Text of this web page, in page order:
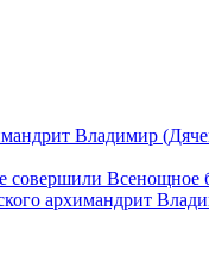
Владимир
совершили Всенощное
архимандрит